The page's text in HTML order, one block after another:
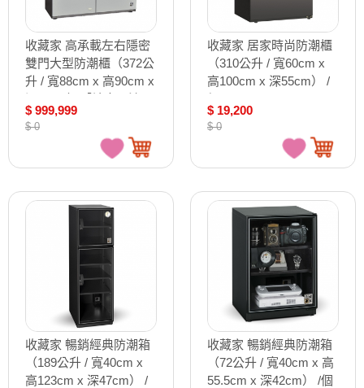
收藏家 高承載左右隱密
雙門大型防潮櫃（372公
升 / 寬88cm x 高90cm x
詢】 /個 AXH-350M
$ 999,999
$ 0
收藏家 居家時尚防潮櫃
（310公升 / 寬60cm x
高100cm x 深55cm） /
$ 19,200
$ 0
收藏家 暢銷經典防潮箱
（189公升 / 寬40cm x
高123cm x 深47cm） /
收藏家 暢銷經典防潮箱
（72公升 / 寬40cm x 高
55.5cm x 深42cm） /個